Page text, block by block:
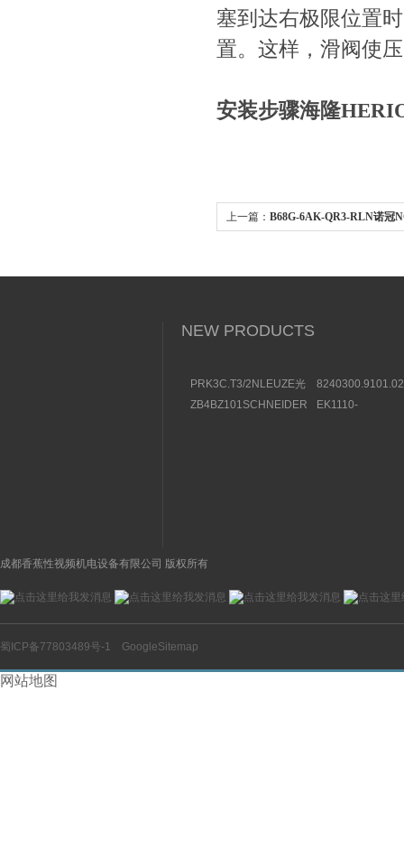
塞到达右极限位置时
置。这样，滑
安装步骤海隆
上一篇： B68G-6AK-QR3-RLN诺冠
NEW PRODUCTS
PRK3C.T3/2NLEUZE光
电传感器50136257效果
装BUSCHJOST
ZB4BZ101SCHNEIDER
EK1110-
成都香蕉性视频机电设备有限公司 版权所有
蜀ICP备77803489号-1 GoogleSitemap
网站地图